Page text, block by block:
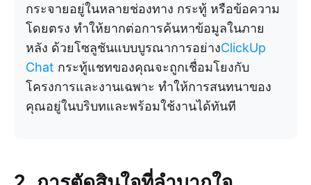
กระจายอยู่ในหลายช่องทาง กระทู้ หรือข้อความ
โดยตรง ทำให้ยากต่อการค้นหาข้อมูลในภาย
หลัง ด้วยโซลูชันแบบบูรณาการอย่างClickUp
Chat กระทู้แชทของคุณจะถูกเชื่อมโยงกับ
โครงการและงานเฉพาะ ทำให้การสนทนาของ
คุณอยู่ในบริบทและพร้อมใช้งานได้ทันที